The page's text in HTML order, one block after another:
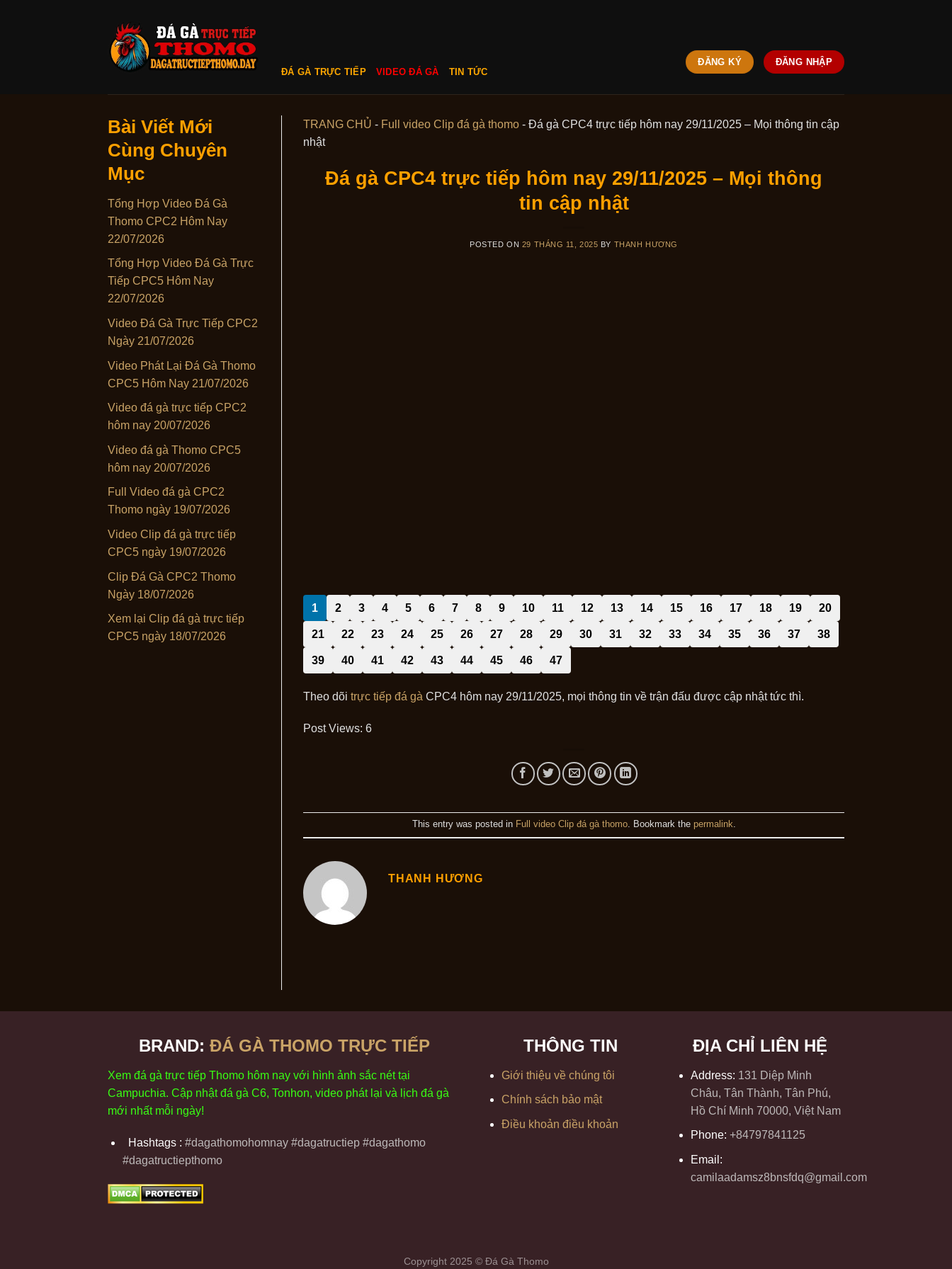
ĐÁ GÀ TRỰC TIẾP VIDEO ĐÁ GÀ TIN TỨC
ĐĂNG KÝ ĐĂNG NHẬP
Bài Viết Mới
Cùng Chuyên
Mục
Tổng Hợp Video Đá Gà
Thomo CPC2 Hôm Nay
22/07/2026
Tổng Hợp Video Đá Gà Trực
Tiếp CPC5 Hôm Nay
22/07/2026
Video Đá Gà Trực Tiếp CPC2
Ngày 21/07/2026
Video Phát Lại Đá Gà Thomo
CPC5 Hôm Nay 21/07/2026
Video đá gà trực tiếp CPC2
hôm nay 20/07/2026
Video đá gà Thomo CPC5
hôm nay 20/07/2026
Full Video đá gà CPC2
Thomo ngày 19/07/2026
Video Clip đá gà trực tiếp
CPC5 ngày 19/07/2026
Clip Đá Gà CPC2 Thomo
Ngày 18/07/2026
Xem lại Clip đá gà trực tiếp
CPC5 ngày 18/07/2026
TRANG CHỦ - Full video Clip đá gà thomo - Đá gà CPC4 trực tiếp hôm nay 29/11/2025 – Mọi thông tin cập
nhật
Đá gà CPC4 trực tiếp hôm nay 29/11/2025 – Mọi thông
tin cập nhật
POSTED ON 29 THÁNG 11, 2025 BY THANH HƯƠNG
1 2 3 4 5 6 7 8 9 10 11 12 13 14 15 16 17 18 19 20
21 22 23 24 25 26 27 28 29 30 31 32 33 34 35 36 37 38
39 40 41 42 43 44 45 46 47
Theo dõi trực tiếp đá gà CPC4 hôm nay 29/11/2025, mọi thông tin về trận đấu được cập nhật tức thì.
Post Views: 6
This entry was posted in Full video Clip đá gà thomo. Bookmark the permalink
THANH HƯƠNG
BRAND: ĐÁ GÀ THOMO TRỰC TIẾP
Xem đá gà trực tiếp Thomo hôm nay với hình ảnh sắc néttại
Campuchia. Cập nhậtđá gà C6, Tonhon, video phátl ại và ịch đá gà
mới nhất mỗi ngày!
Hashtags : #dagathomohomnay #dagatructiep #dagathomo
#dagatructiepthomo
THÔNG TIN
Giới thiệu về chúng tôi
Chính sách bảo mật
Điều khoản điều khoản
ĐỊA CHỈ LIÊN HỆ
Address: 131 Diệp Minh
Châu, Tân Thành, Tân Phú,
Hồ Chí Minh 70000, Việt Nam
Phone: +84797841125
Email:
camilaadamsz8bnsfdq@gmail.com
Copyright 2025 © Đá Gà Thomo